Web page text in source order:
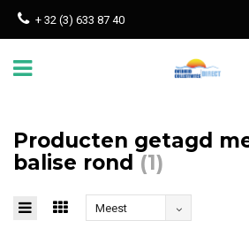
+ 32 (3) 633 87 40
Producten getagd
balise rond (1)
Meest